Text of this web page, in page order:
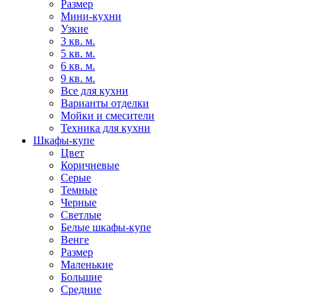
Размер
Мини-кухни
Узкие
3 кв. м.
5 кв. м.
6 кв. м.
9 кв. м.
Все для кухни
Варианты отделки
Мойки и смесители
Техника для кухни
Шкафы-купе
Цвет
Коричневые
Серые
Темные
Черные
Светлые
Белые шкафы-купе
Венге
Размер
Маленькие
Большие
Средние